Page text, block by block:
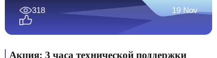
318 19 Nov
Акция: 3 часа технической поддержки